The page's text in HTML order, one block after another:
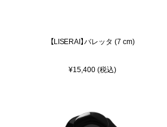
【LISERAI】バレッタ (7 cm)
¥15,400 (税込)